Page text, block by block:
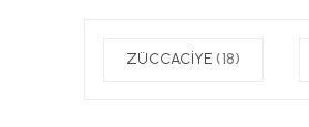
ZÜCCACİYE (18)